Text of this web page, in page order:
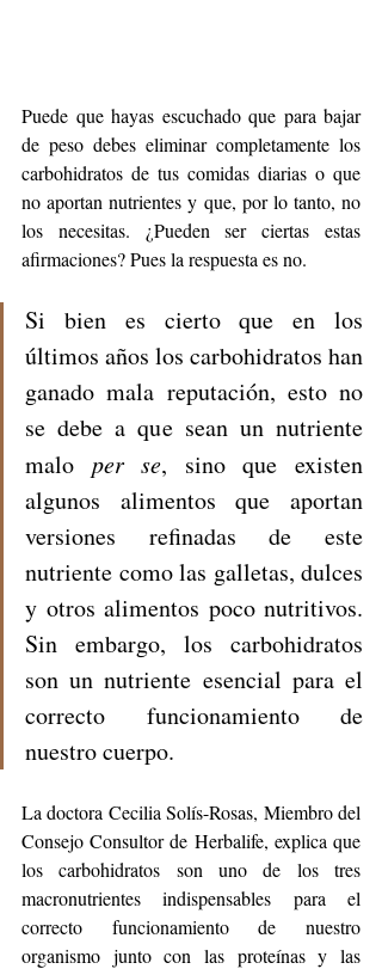
Puede que hayas escuchado que para bajar
de peso debes eliminar completamente los
carbohidratos de tus comidas diarias o que
no aportan nutrientes y que, por lo tanto, no
los necesitas. ¿Pueden ser ciertas estas
afirmaciones? Pues la respuesta es no.
Si bien es cierto que en los
últimos años los carbohidratos han
ganado mala reputación, esto no
se debe a que sean un nutriente
malo per se, sino que existen
algunos alimentos que aportan
versiones refinadas de este
nutriente como las galletas, dulces
y otros alimentos poco nutritivos.
Sin embargo, los carbohidratos
son un nutriente esencial para el
correcto funcionamiento de
nuestro cuerpo.
La doctora Cecilia Solís-Rosas, Miembro del
Consejo Consultor de Herbalife, explica que
los carbohidratos son uno de los tres
macronutrientes indispensables para el
correcto funcionamiento de nuestro
organismo junto con las proteínas y las